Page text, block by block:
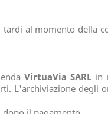
al momento della
VirtuaVia SARL in
L'archiviazione